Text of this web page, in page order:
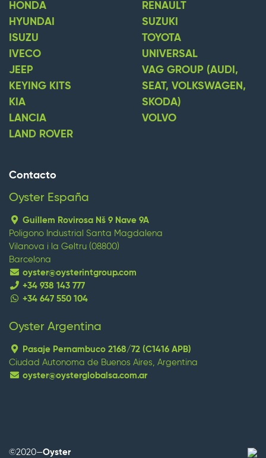
HONDA
HYUNDAI
ISUZU
IVECO
JEEP
KEYING KITS
KIA
LANCIA
LAND ROVER
RENAULT
SUZUKI
TOYOTA
UNIVERSAL
VAG GROUP (AUDI,
SEAT, VOLKSWAGEN,
SKODA)
VOLVO
Contacto
Oyster España
Guillem Rovirosa Nš 9 Nave 9A
Poligono Industrial Santa Magdalena
Vilanova i la Geltru (08800)
Barcelona
oyster@oysterintgroup.com
+34 938 143 777
+34 647 550 104
replica watches replique montre
Oyster Argentina
Pasaje Pernambuco 2168/72 (C1416 APB)
Ciudad Autonoma de Buenos Aires, Argentina
oyster@oysterglobalsa.com.ar
©2020—Oyster